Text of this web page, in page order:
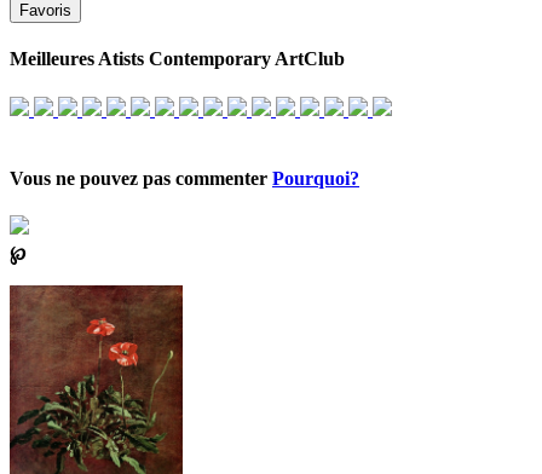
Favoris
Meilleures Atists Contemporary ArtClub
Vous ne pouvez pas commenter Pourquoi?
℘